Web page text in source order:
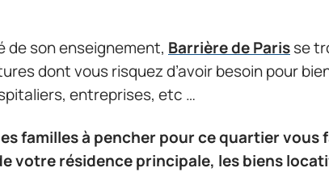
de son enseignement, Barrière de Parisse
dont vous risquez d’avoir besoin pour
entreprises, etc …
familles à pencher pour ce quartier
votre résidence principale, les biens